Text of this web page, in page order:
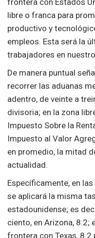
frontera con Estados
libre o franca para
productivo y
empleos. Esta será la
trabajadores en
De manera puntual
recorrer las aduanas
adentro, de veinte a
divisoria; en la zona
Impuesto Sobre la
Impuesto al Valor
en promedio, la mitad
actualidad.
Específicamente, en
se aplicará la misma
estadounidense; es
ciento, en Arizona, 8.2;
frontera con Texas,